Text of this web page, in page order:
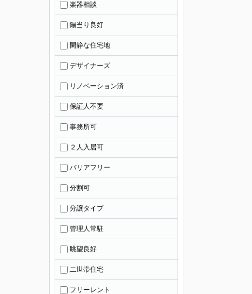
楽器相談
陽当り良好
閑静な住宅地
デザイナーズ
リノベーション済
保証人不要
事務所可
２人入居可
バリアフリー
分割可
分譲タイプ
管理人常駐
眺望良好
二世帯住宅
フリーレント